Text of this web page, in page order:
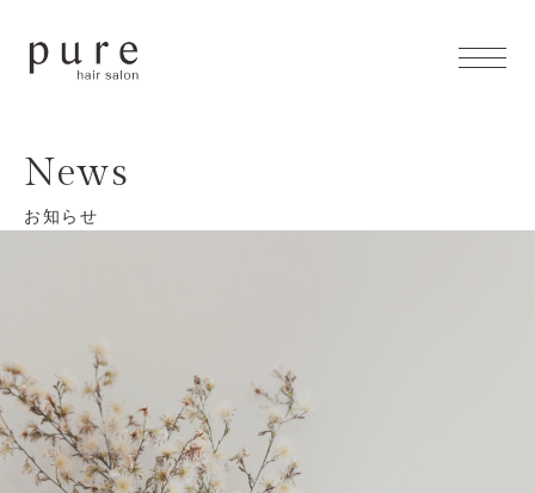
- Concept
- Feature
- Items
News
お知らせ